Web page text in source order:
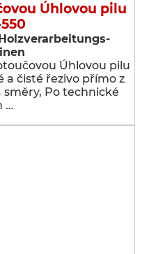
Úhlovou pilu
Úhlovou pilu
a čisté řezivo přímo z
Po technické
…